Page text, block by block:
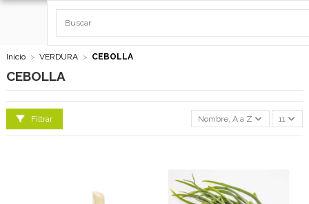
Inicio VERDURA CEBOLLA
CEBOLLA
Filtrar Nombre, A a Z 11